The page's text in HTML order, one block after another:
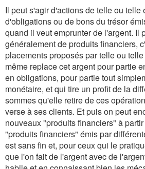
Il peut s'agir d'actions de telle ou telle
d'obligations ou de bons du trésor
quand il veut emprunter de l'argent. Il
généralement de produits financiers,
placements proposés par telle ou
même replace cet argent pour partie
en obligations, pour partie tout
monétaire, et qui tire un profit de la
sommes qu'elle retire de ces
verse à ses clients. Et puis on peut
nouveaux "produits financiers" à
"produits financiers" émis par
est sans fin et, pour ceux qui le
que l'on fait de l'argent avec de